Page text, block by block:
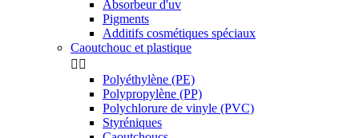
Absorbeur d'uv
Pigments
Additifs cosmétiques spéciaux
Caoutchouc et plastique
 
Polyéthylène (PE)
Polypropylène (PP)
Polychlorure de vinyle (PVC)
Styréniques